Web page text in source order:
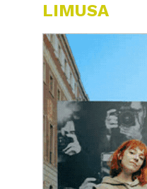
LIMUSA